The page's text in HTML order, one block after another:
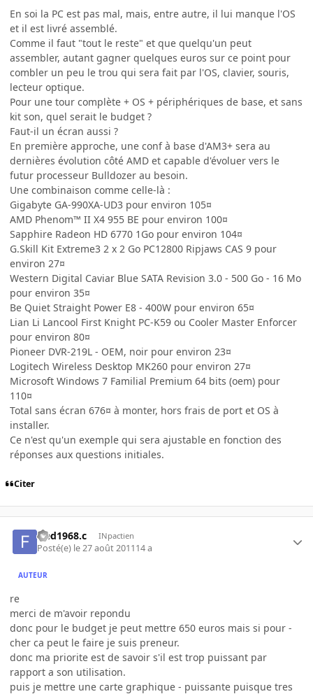
En soi la PC est pas mal, mais, entre autre, il lui manque l'OS
et il est livré assemblé.
Comme il faut "tout le reste" et que quelqu'un peut
assembler, autant gagner quelques euros sur ce point pour
combler un peu le trou qui sera fait par l'OS, clavier, souris,
lecteur optique.
Pour une tour complète + OS + périphériques de base, et sans
kit son, quel serait le budget ?
Faut-il un écran aussi ?
En première approche, une conf à base d'AM3+ sera au
dernières évolution côté AMD et capable d'évoluer vers le
futur processeur Bulldozer au besoin.
Une combinaison comme celle-là :
Gigabyte GA-990XA-UD3 pour environ 105¤
AMD Phenom™ II X4 955 BE pour environ 100¤
Sapphire Radeon HD 6770 1Go pour environ 104¤
G.Skill Kit Extreme3 2 x 2 Go PC12800 Ripjaws CAS 9 pour
environ 27¤
Western Digital Caviar Blue SATA Revision 3.0 - 500 Go - 16 Mo
pour environ 35¤
Be Quiet Straight Power E8 - 400W pour environ 65¤
Lian Li Lancool First Knight PC-K59 ou Cooler Master Enforcer
pour environ 80¤
Pioneer DVR-219L - OEM, noir pour environ 23¤
Logitech Wireless Desktop MK260 pour environ 27¤
Microsoft Windows 7 Familial Premium 64 bits (oem) pour
110¤
Total sans écran 676¤ à monter, hors frais de port et OS à
installer.
Ce n'est qu'un exemple qui sera ajustable en fonction des
réponses aux questions initiales.
Citer
fred1968.c INpactien
Posté(e) le 27 août 201114 a
AUTEUR
re
merci de m'avoir repondu
donc pour le budget je peut mettre 650 euros mais si pour -
cher ca peut le faire je suis preneur.
donc ma priorite est de savoir s'il est trop puissant par
rapport a son utilisation.
puis je mettre une carte graphique - puissante puisque tres